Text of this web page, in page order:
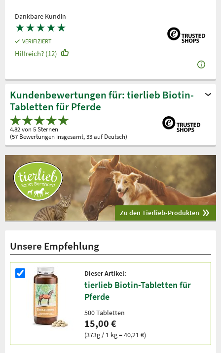
Dankbare Kundin
★★★★★
VERIFIZIERT
Hilfreich? (12)
Kundenbewertungen für: tierlieb Biotin-
Tabletten für Pferde
4.82 von 5 Sternen
(57 Bewertungen insgesamt, 33 auf Deutsch)
Zu den Tierlieb-Produkten
Unsere Empfehlung
Dieser Artikel:
tierlieb Biotin-Tabletten für
Pferde
500 Tabletten
15,00 €
(373g / 1 kg = 40,21 €)